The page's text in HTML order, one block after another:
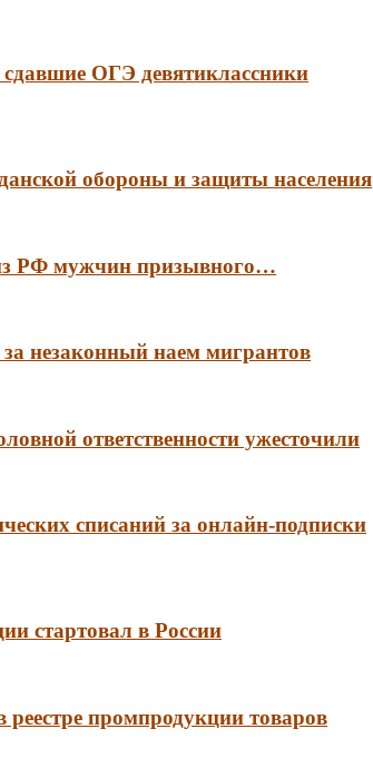
ОГЭ девятиклассники
обороны и защиты населения
РФ мужчин призывного…
за незаконный наем мигрантов
ответственности ужесточили
списаний за онлайн-подписки
стартовал в России
промпродукции товаров